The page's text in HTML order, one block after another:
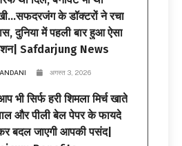
के डॉक्टरों ने रचा
दुनिया में पहली बार हुआ ऐसा
Safdarjung News
अगस्त 3, 2026
भी सिर्फ हरी शिमला मिर्च खाते
और पीली बेल पेपर के फायदे
बदल जाएगी आपकी पसंद|